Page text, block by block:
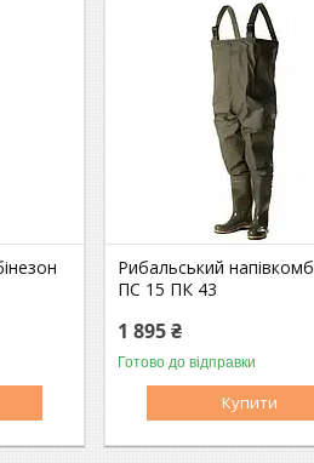
Рибальський
ПС 15 ПК 43
1 895 ₴
Готово до відправки
Купити